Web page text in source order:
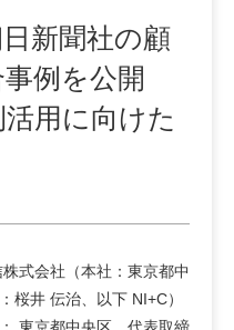
新聞社の顧
事例を公開
用に向けた
式会社（本社：東京都中
桜井 伝治、以下 NI+C）